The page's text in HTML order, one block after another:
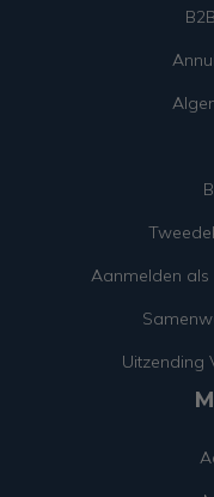
Aanmelden als
Uitzending